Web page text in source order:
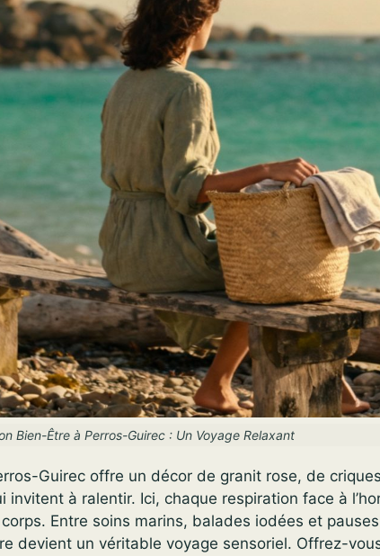
Bien-Être à Perros-Guirec : Un Voyage Relaxant
Guirec offre un décor de granit rose, de
invitent à ralentir. Ici, chaque respiration face à
Entre soins marins, balades iodées et
devient un véritable voyage sensoriel. Offrez-